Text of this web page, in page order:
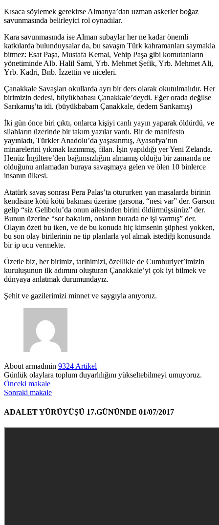
Kısaca söylemek gerekirse Almanya’dan uzman askerler boğaz
savunmasında belirleyici rol oynadılar.
Kara savunmasında ise Alman subaylar her ne kadar önemli
katkılarda bulunduysalar da, bu savaşın Türk kahramanları saymakla
bitmez: Esat Paşa, Mustafa Kemal, Vehip Paşa gibi komutanların
yönetiminde Alb. Halil Sami, Yrb. Mehmet Şefik, Yrb. Mehmet Ali,
Yrb. Kadri, Bnb. İzzettin ve niceleri.
Çanakkale Savaşları okullarda ayrı bir ders olarak okutulmalıdır. Her
birimizin dedesi, büyükbabası Çanakkale’deydi. Eğer orada değilse
Sarıkamış’ta idi. (büyükbabam Çanakkale, dedem Sarıkamış)
İki gün önce biri çıktı, onlarca kişiyi canlı yayın yaparak öldürdü, ve
silahların üzerinde bir takım yazılar vardı. Bir de manifesto
yayınladı, Türkler Anadolu’da yaşasınmış, Ayasofya’nın
minarelerini yıkmak lazımmış, filan. İşin yapıldığı yer Yeni Zelanda.
Henüz İngiltere’den bağımsızlığını almamış olduğu bir zamanda ne
olduğunu anlamadan buraya savaşmaya gelen ve ölen 10 binlerce
insanın ülkesi.
Atatürk savaş sonrası Pera Palas’ta otururken yan masalarda birinin
kendisine kötü kötü bakması üzerine garsona, “nesi var” der. Garson
gelip “siz Gelibolu’da onun ailesinden birini öldürmüşsünüz” der.
Bunun üzerine “sor bakalım, onların burada ne işi varmış” der.
Olayın özeti bu iken, ve de bu konuda hiç kimsenin şüphesi yokken,
bu son olay birilerinin ne tip planlarla yol almak istediği konusunda
bir ip ucu vermekte.
Özetle biz, her birimiz, tarihimizi, özellikle de Cumhuriyet’imizin
kuruluşunun ilk adımını oluşturan Çanakkale’yi çok iyi bilmek ve
dünyaya anlatmak durumundayız.
Şehit ve gazilerimizi minnet ve saygıyla anıyoruz.
About armadmin 9324 Artikel
Günlük olaylara toplum duyarlılığını yükseltebilmeyi umuyoruz.
Önceki makale
Sonraki makale
ADALET YÜRÜYÜŞÜ 17.GÜNÜNDE 01/07/2017